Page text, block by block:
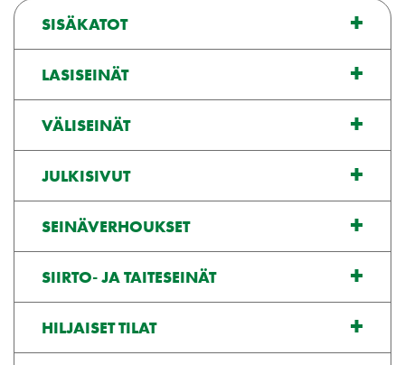
SISÄKATOT
LASISEINÄT
VÄLISEINÄT
JULKISIVUT
SEINÄVERHOUKSET
SIIRTO- JA TAITESEINÄT
HILJAISET TILAT